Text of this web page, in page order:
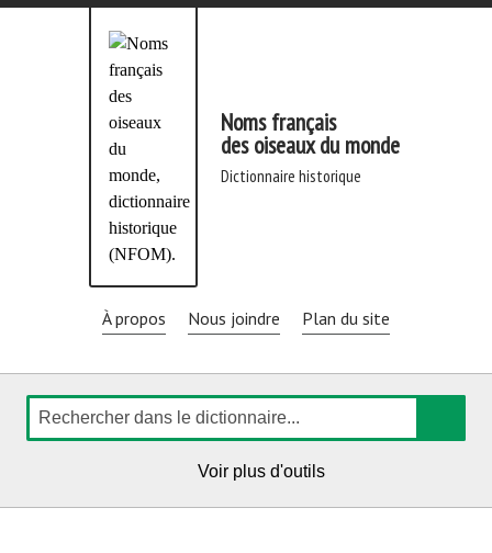
Aller
Noms français
des oiseaux du monde
dictionnaire historique
À propos Nous joindre Plan du site
Rechercher
Voir plus d'outilsde